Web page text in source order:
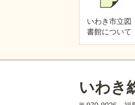
いました。
Q ログイン
た。
本を読みた
Q 予約した
ル（取り消
いわき市立図
書館について
いわき